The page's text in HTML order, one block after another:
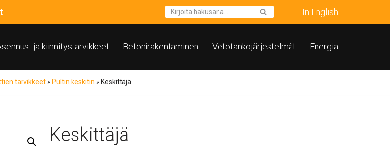
In English
ja kiinnitystarvikkeet Betonirakentaminen Vetotankojärjestelmät Energia
tarvikkeet » Pultin keskitin » Keskittäjä
Keskittäjä